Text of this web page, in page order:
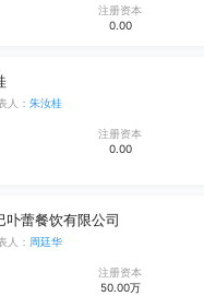
注册资本
0.00
人： 朱汝桂
注册资本
0.00
卟蕾餐饮有限公司
人： 周廷华
注册资本
50.00万